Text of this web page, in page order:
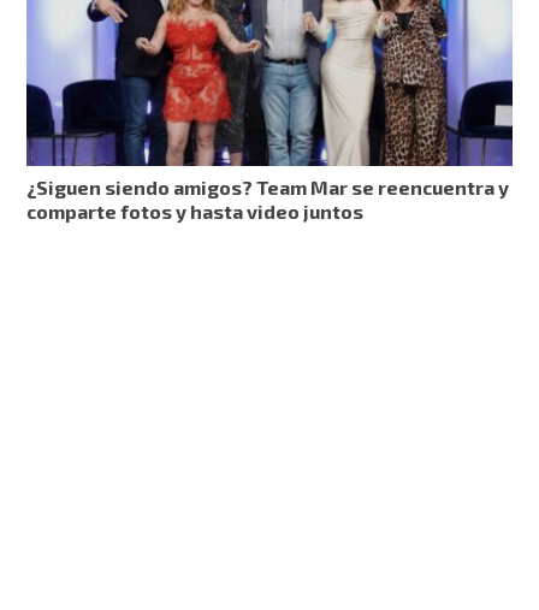
¿Siguen siendo amigos? Team Mar se reencuentra y
comparte fotos y hasta video juntos